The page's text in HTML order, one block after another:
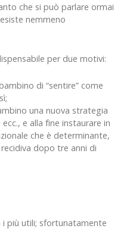
che si può parlare ormai
nemmeno
per due motivi:
di “sentire” come
una nuova strategia
e alla fine instaurare in
che è determinante,
dopo tre anni di
più utili; sfortunatamente